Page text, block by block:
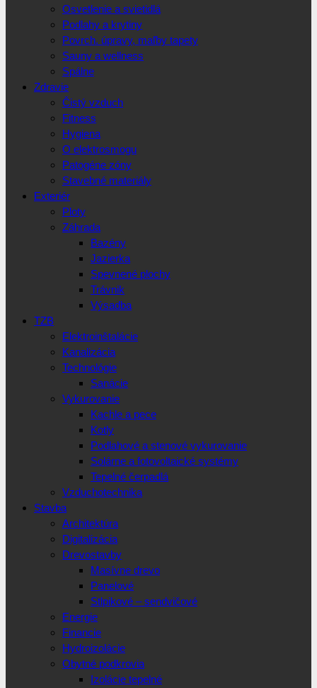
Osvetlenie a svietidlá
Podlahy a krytiny
Povrch. úpravy, maľby tapety
Sauny a wellness
Spálne
Zdravie
Čistý vzduch
Fitness
Hygiena
O elektrosmogu
Patogéne zóny
Stavebné materiály
Exteriér
Ploty
Záhrada
Bazény
Jazierka
Spevnené plochy
Trávnik
Výsadba
TZB
Elektroinštalácie
Kanalizácia
Technológie
Sanácie
Vykurovanie
Kachle a pece
Kotly
Podlahové a stenové vykurovanie
Solárne a fotovoltaické systémy
Tepelné čerpadlá
Vzduchotechnika
Stavba
Architektúra
Digitalizácia
Drevostavby
Masívne drevo
Panelové
Stlpikové – sendvičové
Energie
Financie
Hydroizolácie
Obytné podkrovia
Izolácie tepelné